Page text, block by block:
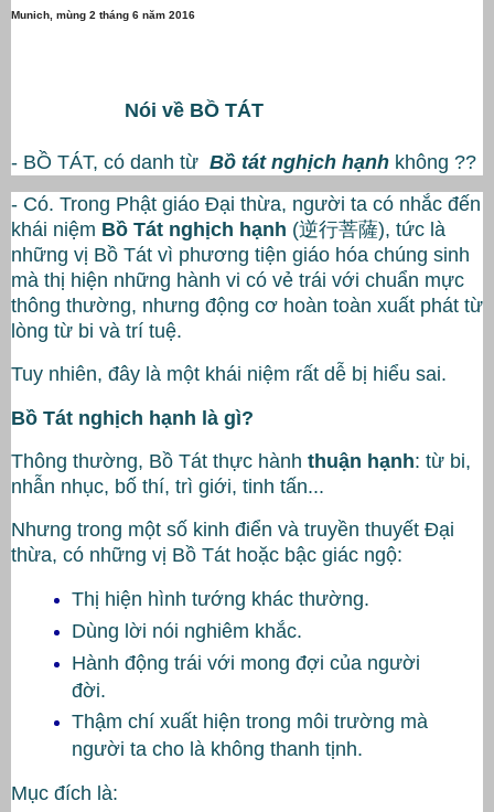
Munich, mùng 2 tháng 6 năm 2016
Nói về BỒ TÁT
- BỒ TÁT, có danh từ Bồ tát nghịch hạnh không ??
- Có. Trong Phật giáo Đại thừa, người ta có nhắc đến
khái niệm Bồ Tát nghịch hạnh (逆行菩薩), tức là
những vị Bồ Tát vì phương tiện giáo hóa chúng sinh
mà thị hiện những hành vi có vẻ trái với chuẩn mực
thông thường, nhưng động cơ hoàn toàn xuất phát từ
lòng từ bi và trí tuệ.
Tuy nhiên, đây là một khái niệm rất dễ bị hiểu sai.
Bồ Tát nghịch hạnh là gì?
Thông thường, Bồ Tát thực hành thuận hạnh: từ bi,
nhẫn nhục, bố thí, trì giới, tinh tấn...
Nhưng trong một số kinh điển và truyền thuyết Đại
thừa, có những vị Bồ Tát hoặc bậc giác ngộ:
Thị hiện hình tướng khác thường.
Dùng lời nói nghiêm khắc.
Hành động trái với mong đợi của người
đời.
Thậm chí xuất hiện trong môi trường mà
người ta cho là không thanh tịnh.
Mục đích là: